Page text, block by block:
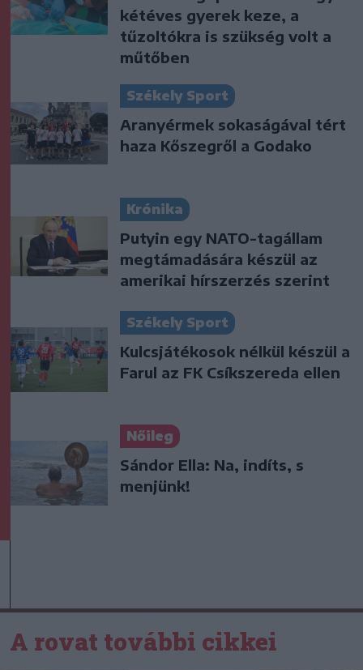
kétéves gyerek keze, a
tűzoltókra is szükség volt a
műtőben
Székely Sport
Aranyérmek sokaságával tért
haza Kőszegről a Godako
Krónika
Putyin egy NATO-tagállam
megtámadására készül az
amerikai hírszerzés szerint
Székely Sport
Kulcsjátékosok nélkül készül a
Farul az FK Csíkszereda ellen
Nőileg
Sándor Ella: Na, indíts, s
menjünk!
A rovat további cikkei